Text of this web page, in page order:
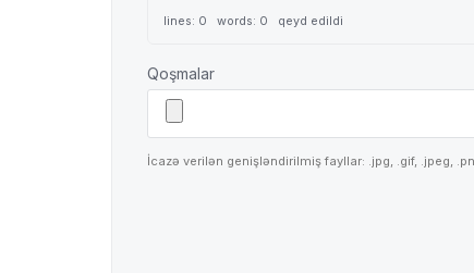
lines: 0 words: 0 qeyd edildi
Qoşmalar
İcazə verilən genişləndirilmiş fayllar: .jpg, .gif, .jpeg,